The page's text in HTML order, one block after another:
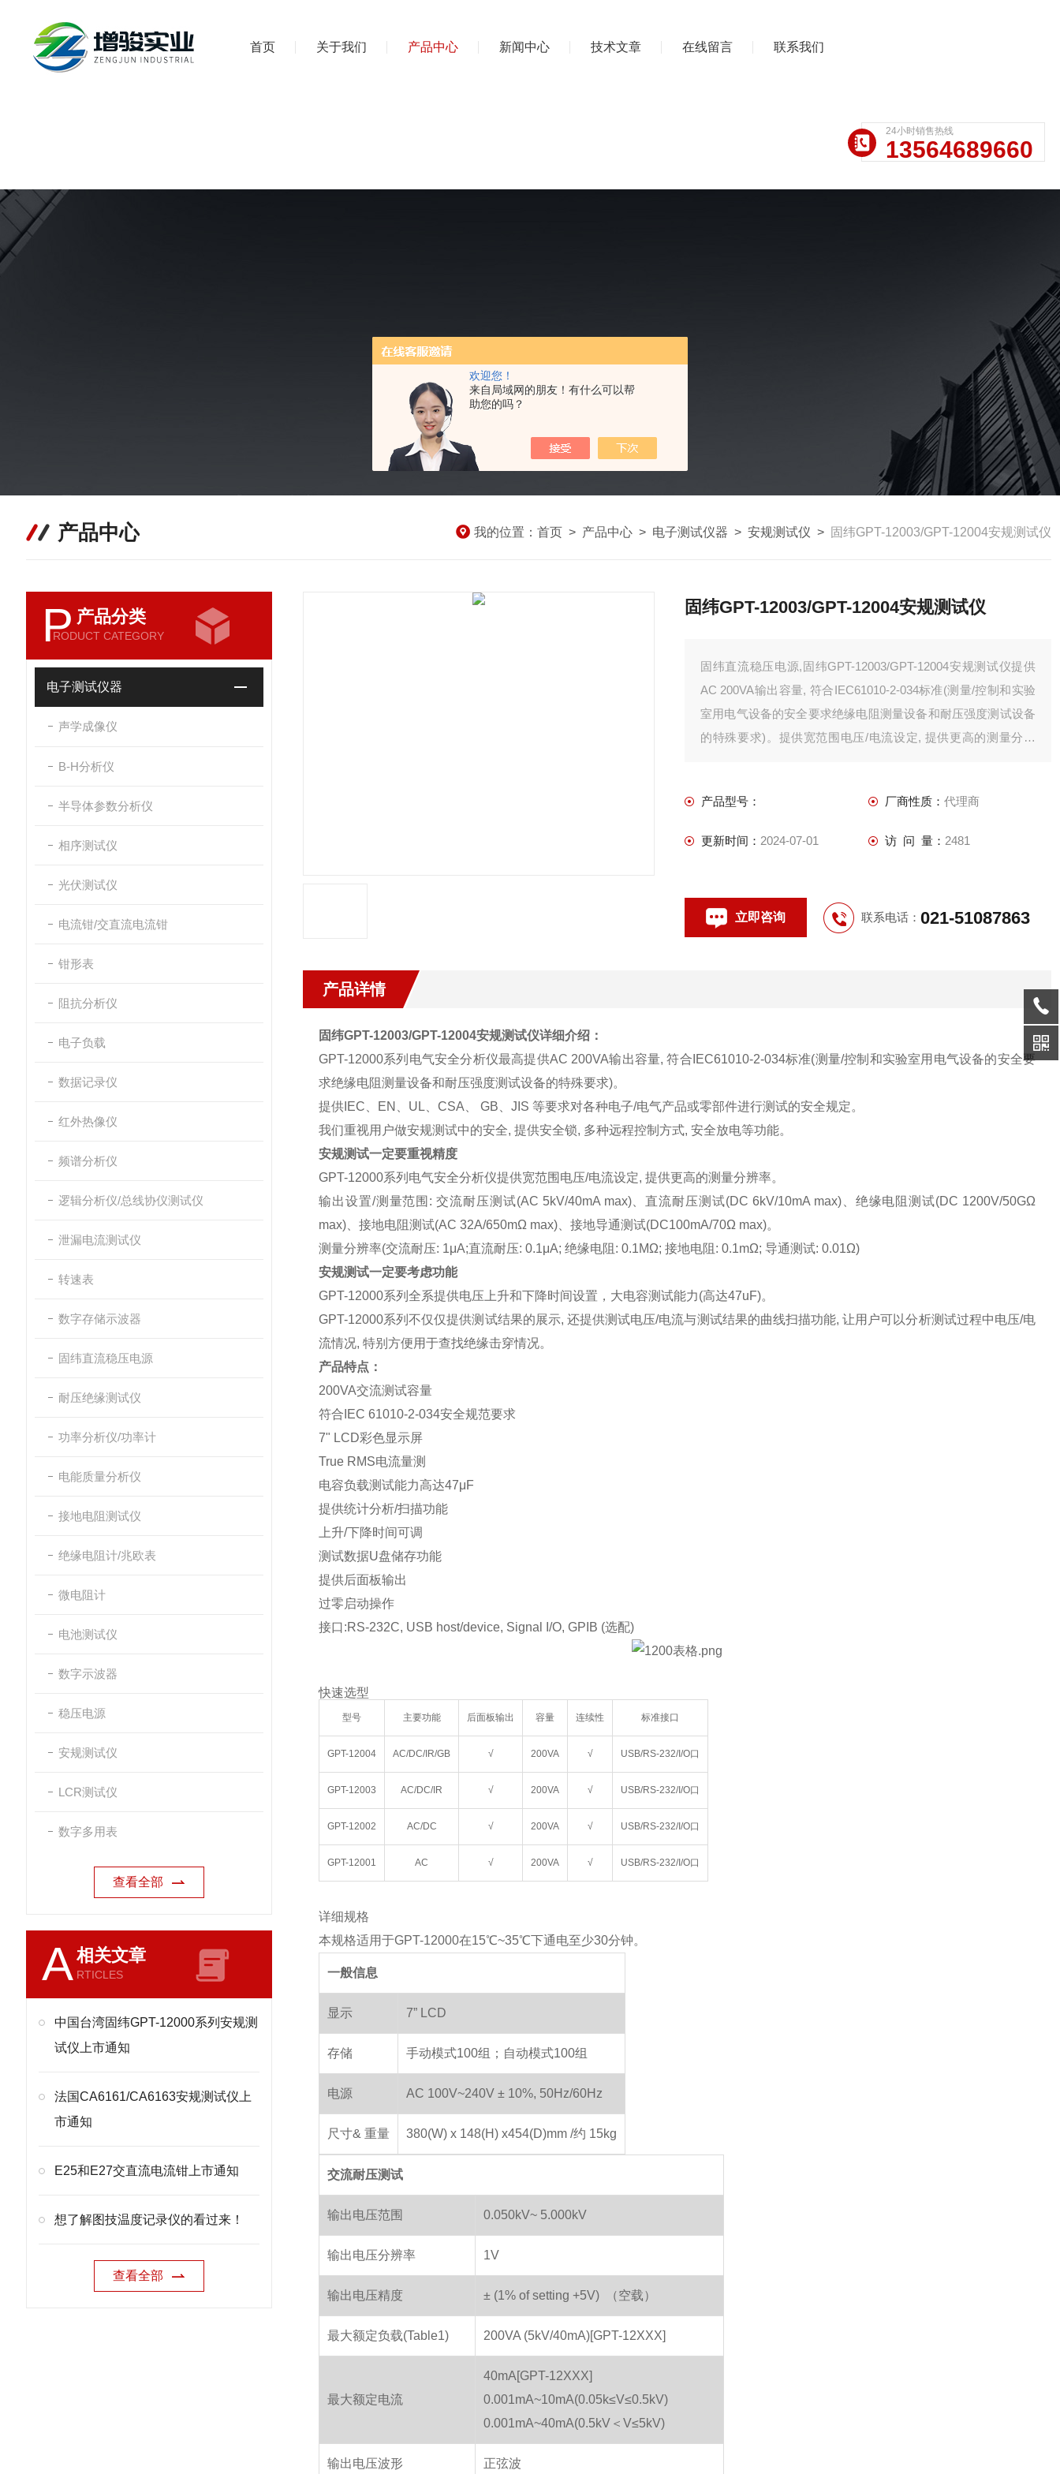
欢迎您！
来自局域网的朋友！有什么可以帮
助您的吗？
首页 关于我们 产品中心 新闻中心 技术文章 在线留言 联系我们
24小时销售热线
13564689660
产品中心 我的位置： 首页 > 产品中心 > 电子测试仪器 > 安规测试仪 > 固纬GPT-12003/GPT-12004安规测试仪
P 产品分类
RODUCT CATEGORY
电子测试仪器
声学成像仪
B-H分析仪
半导体参数分析仪
相序测试仪
光伏测试仪
电流钳/交直流电流钳
钳形表
阻抗分析仪
电子负载
数据记录仪
红外热像仪
频谱分析仪
逻辑分析仪/总线协仪测试仪
泄漏电流测试仪
转速表
数字存储示波器
固纬直流稳压电源
耐压绝缘测试仪
功率分析仪/功率计
电能质量分析仪
接地电阻测试仪
绝缘电阻计/兆欧表
微电阻计
电池测试仪
数字示波器
稳压电源
安规测试仪
LCR测试仪
数字多用表
查看全部
A相关文章
RTICLES
中国台湾固纬GPT-12000系列安规测
试仪上市通知
法国CA6161/CA6163安规测试仪上
市通知
E25和E27交直流电流钳上市通知
想了解图技温度记录仪的看过来！
查看全部
固纬GPT-12003/GPT-12004安规测试仪
固纬直流稳压电源,固纬GPT-12003/GPT-12004安规测试仪提供
AC 200VA输出容量, 符合IEC61010-2-034标准(测量/控制和实验
室用电气设备的安全要求绝缘电阻测量设备和耐压强度测试设备
的特殊要求)。提供宽范围电压/电流设定, 提供更高的测量分辨
产品型号： 厂商性质： 代理商
更新时间： 2024-07-01 访 问 量： 2481
立即咨询 联系电话： 021-51087863
产品详情
固纬GPT-12003/GPT-12004安规测试仪详细介绍：
GPT-12000系列电气安全分析仪最高提供AC 200VA输出容量,符合 IEC61010-2-034标准(测量/控制和实验室用电气设备的安全要
求绝缘电阻测量设备和耐压强度测试设备的特殊要求)。
提供 IEC EN UL CSA GB JIS 等要求对各种电子/电气产品或零部件进行测试的安全规定。
我们重视用户做安规测试中的安全, 提供安全锁, 多种远程控制方式, 安全放电等功能。
安规测试一定要重视精度
GPT-12000系列电气安全分析仪提供宽范围电压/电流设定, 提供更高的测量分辨率。
输出设置/测量范围 :交流耐压测试(AC 5kV/40mA max)、直流耐压测试(DC 6kV/10mA max)、绝缘电阻测试(DC 1200V/50GΩ
max) 、接地电阻测试(AC 32A/650mΩ max) 、接地导通测试(DC100mA/70Ω max)。
测量分辨率(交流耐压: 1μA;直流耐压: 0.1μA; 绝缘电阻 : 0.1MΩ; 接地电阻 : 0.1mΩ; 导通测试: 0.01Ω)
安规测试一定要考虑功能
GPT-12000系列全系提供电压上升和下降时间设置，大电容测试能力(高达47uF)。
GPT-12000系列不仅仅提供测试结果的展示, 还提供测试电压/电流与测试结果的曲线扫描功能,让用户可以分析测试过程中电压/电
流情况, 特别方便用于查找绝缘击穿情况。
产品特点：
200VA交流测试容量
符合 IEC 61010-2-034安全规范要求
7" LCD彩色显示屏
True RMS电流量测
电容负载测试能力高达47μF
提供统计分析/扫描功能
上升/下降时间可调
测试数据U盘储存功能
提供后面板输出
过零启动操作
接口:RS-232C, USB host/device, Signal I/O, GPIB (选配)
快速选型
型号 主要功能 后面板输出 容量 连续性 标准接口
GPT-12004 AC/DC/IR/GB √ 200VA √ USB/RS-232/I/O口
GPT-12003 AC/DC/IR √ 200VA √ USB/RS-232/I/O口
GPT-12002 AC/DC √ 200VA √ USB/RS-232/I/O口
GPT-12001 AC √ 200VA √ USB/RS-232/I/O口
详细规格
本规格适用于GPT-12000在15℃~35℃下通电至少30分钟。
一般信息
显示 7” LCD
存储 手动模式100组；自动模式100组
电源 AC 100V~240V ± 10%, 50Hz/60Hz
尺寸& 重量 380(W) x 148(H) x454(D)mm /约 15kg
交流耐压测试
输出电压范围 0.050kV~ 5.000kV
输出电压分辨率 1V
输出电压精度 ± (1% of setting +5V) （空载）
最大额定负载(Table1) 200VA (5kV/40mA)[GPT-12XXX]
最大额定电流
40mA[GPT-12XXX]
0.001mA~10mA(0.05k≤V≤0.5kV)
0.001mA~40mA(0.5kV＜V≤5kV)
输出电压波形 正弦波